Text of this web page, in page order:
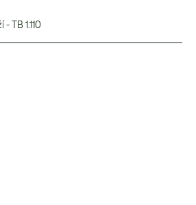
- TB 1.110